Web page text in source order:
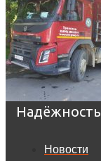
Надёжность
Новости